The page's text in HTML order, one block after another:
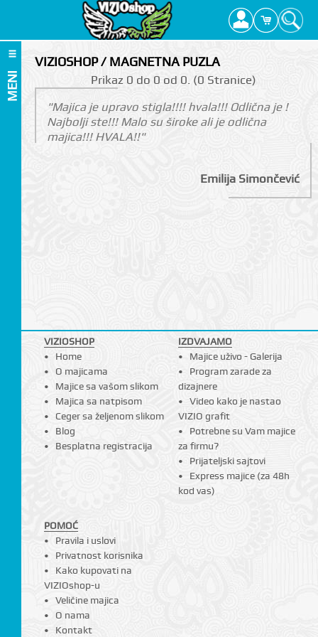
MENI
VIZIOSHOP / MAGNETNA PUZLA
Prikаz 0 do 0 оd 0. (0 Strаnicе)
"Majica je upravo stigla!!!! hvala!!! Odlična je !
Najbolji ste!!! Malo su široke ali je odlična
majica!!! HVALA!!"
Emilija Simončević
VIZIOSHOP
Home
O majicama
Majice sa vašom slikom
Majica sa natpisom
Ceger sa željenom slikom
Blog
Besplatna registracija
IZDVAJAMO
Majice uživo - Galerija
Program zarade za
dizajnere
Video kako je nastao
VIZIO grafit
Potrebne su Vam majice
za firmu?
Prijateljski sajtovi
Express majice (za 48h
kod vas)
POMOĆ
Pravila i uslovi
Privatnost korisnika
Kako kupovati na
VIZIOshop-u
Veličine majica
O nama
Kontakt